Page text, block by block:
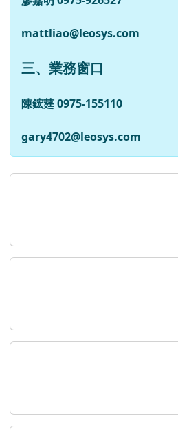
mattliao@leosys.com
三、業務窗口
陳鋐莛 0975-155110
gary4702@leosys.com